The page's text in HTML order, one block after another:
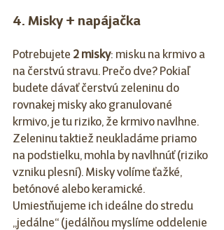
4. Misky + napájačka
Potrebujete 2 misky: misku na krmivo a
na čerstvú stravu. Prečo dve? Pokiaľ
budete dávať čerstvú zeleninu do
rovnakej misky ako granulované
krmivo, je tu riziko, že krmivo navlhne.
Zeleninu taktiež neukladáme priamo
na podstielku, mohla by navlhnúť (riziko
vzniku plesní). Misky volíme ťažké,
betónové alebo keramické.
Umiestňujeme ich ideálne do stredu
„jedálne“ (jedálňou myslíme oddelenie